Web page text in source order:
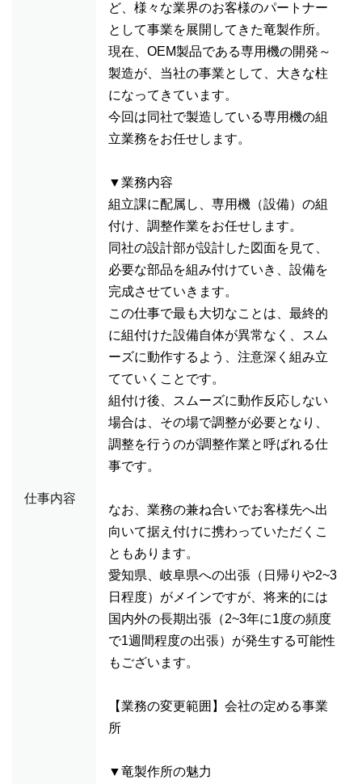
仕事内容
ど、様々な業界のお客様のパートナー
として事業を展開してきた竜製作所。
現在、OEM製品である専用機の開発～
製造が、当社の事業として、大きな柱
になってきています。
今回は同社で製造している専用機の組
立業務をお任せします。
▼業務内容
組立課に配属し、専用機（設備）の組
付け、調整作業をお任せします。
同社の設計部が設計した図面を見て、
必要な部品を組み付けていき、設備を
完成させていきます。
この仕事で最も大切なことは、最終的
に組付けた設備自体が異常なく、スム
ーズに動作するよう、注意深く組み立
てていくことです。
組付け後、スムーズに動作反応しない
場合は、その場で調整が必要となり、
調整を行うのが調整作業と呼ばれる仕
事です。
なお、業務の兼ね合いでお客様先へ出
向いて据え付けに携わっていただくこ
ともあります。
愛知県、岐阜県への出張（日帰りや2~3
日程度）がメインですが、将来的には
国内外の長期出張（2~3年に1度の頻度
で1週間程度の出張）が発生する可能性
もございます。
【業務の変更範囲】会社の定める事業
所
▼竜製作所の魅力